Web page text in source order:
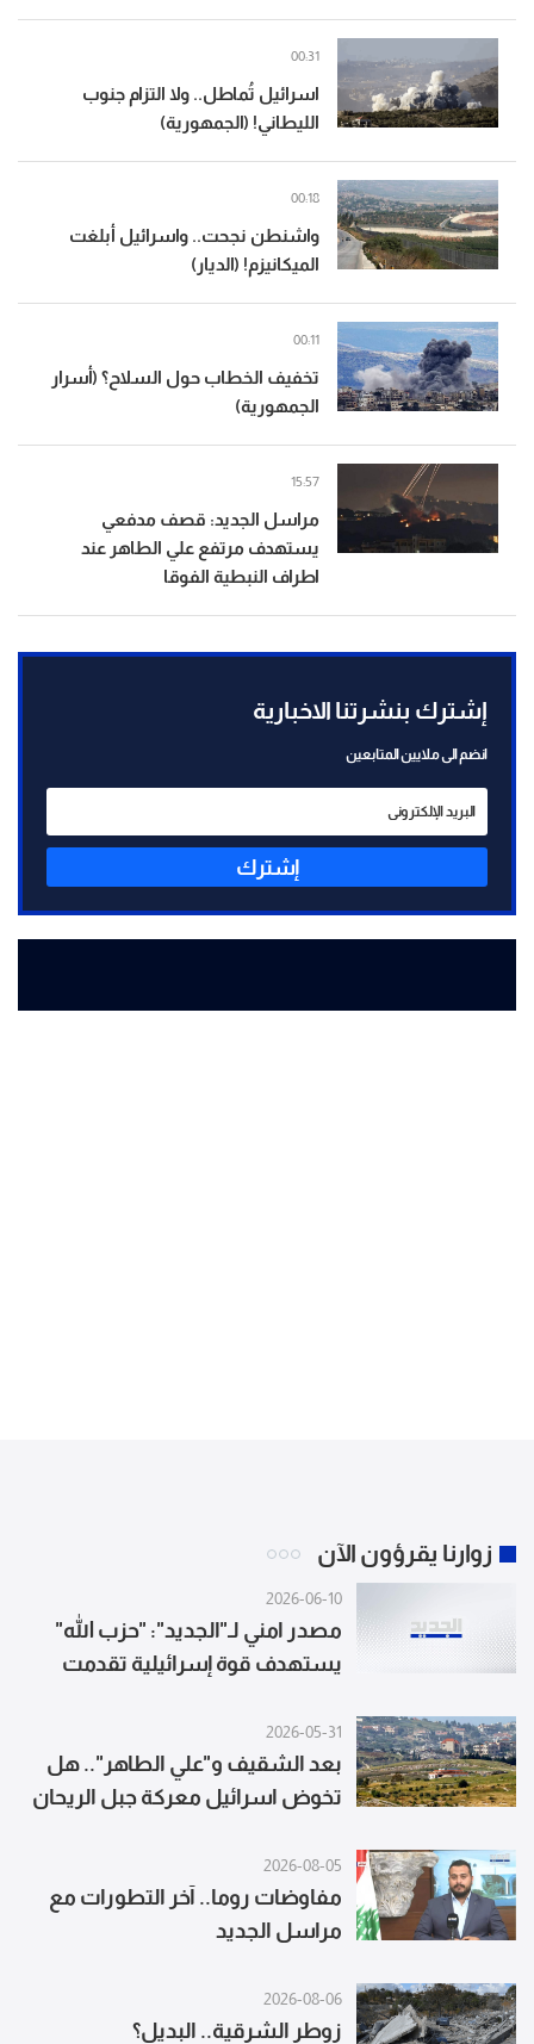
اسرائيل تُماطل.. ولا التزام جنوب
الليطاني! (الجمهورية)
00:31
واشنطن نجحت.. واسرائيل أبلغت
الميكانيزم! (الديار)
00:18
تخفيف الخطاب حول السلاح؟ (أسرار
الجمهورية)
00:11
مراسل الجديد: قصف مدفعي
يستهدف مرتفع علي الطاهر عند
اطراف النبطية الفوقا
15:57
إشترك بنشرتنا الاخبارية
انضم الى ملايين المتابعين
إشترك
زوارنا يقرؤون الآن
2026-06-10
مصدر امني لـ"الجديد": "حزب الله"
يستهدف قوة إسرائيلية تقدمت
الفوقا
2026-05-31
بعد الشقيف و"علي الطاهر".. هل
تخوض اسرائيل معركة جبل الريحان
2026-08-05
مفاوضات روما.. آخر التطورات مع
مراسل الجديد
2026-08-06
زوطر الشرقية.. البديل؟